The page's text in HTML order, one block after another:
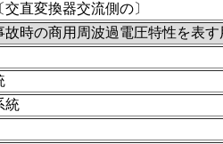
直変換器交流側の〕
故時の商用周波過電圧特性を表す
統